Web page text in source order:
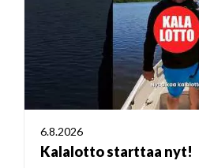
Kalalotto starttaa nyt!
6.8.2026